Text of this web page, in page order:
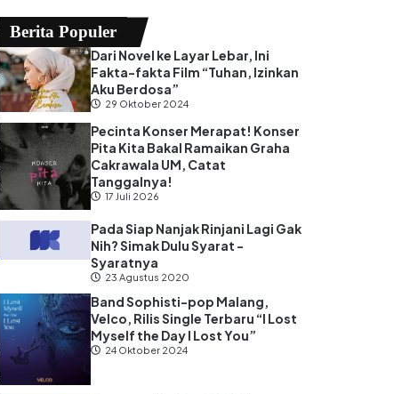
Berita Populer
Dari Novel ke Layar Lebar, Ini
Fakta-fakta Film “Tuhan, Izinkan
Aku Berdosa”
29 Oktober 2024
Pecinta Konser Merapat! Konser
Pita Kita Bakal Ramaikan Graha
Cakrawala UM, Catat
Tanggalnya!
17 Juli 2026
Pada Siap Nanjak Rinjani Lagi Gak
Nih? Simak Dulu Syarat -
Syaratnya
23 Agustus 2020
Band Sophisti-pop Malang,
Velco, Rilis Single Terbaru “I Lost
Myself the Day I Lost You”
24 Oktober 2024